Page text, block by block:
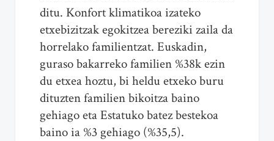
ditu. Konfort klimatikoa izateko
etxebizitzak egokitzea bereziki zaila da
horrelako familientzat. Euskadin,
guraso bakarreko familien %38k ezin
du etxea hoztu, bi heldu etxeko buru
dituzten familien bikoitza baino
gehiago eta Estatuko batez bestekoa
baino ia %3 gehiago (%35,5).